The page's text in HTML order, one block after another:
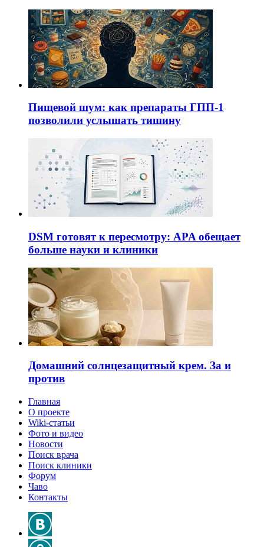
Пищевой шум: как препараты ГПП-1
позволили услышать тишину
DSM готовят к пересмотру: APA обещает
больше науки и клиники
Домашний солнцезащитный крем. За и
против
Главная
О проекте
Wiki-статьи
Фото и видео
Новости
Поиск врача
Поиск клиники
Форум
Чаво
Контакты